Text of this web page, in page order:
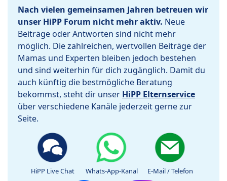
Nach vielen gemeinsamen Jahren betreuen wir
unser HiPP Forum nicht mehr aktiv. Neue
Beiträge oder Antworten sind nicht mehr
möglich. Die zahlreichen, wertvollen Beiträge der
Mamas und Experten bleiben jedoch bestehen
und sind weiterhin für dich zugänglich. Damit du
auch künftig die bestmögliche Beratung
bekommst, steht dir unser HiPP Elternservice
über verschiedene Kanäle jederzeit gerne zur
Seite.
HiPP Live Chat Whats-App-Kanal E-Mail / Telefon